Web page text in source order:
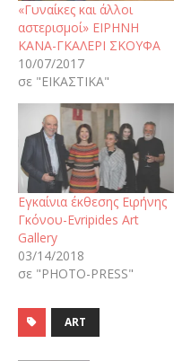
«Γυναίκες και άλλοι
αστερισμοί» ΕΙΡΗΝΗ
ΚΑΝΑ-ΓΚΑΛΕΡΙ ΣΚΟΥΦΑ
10/07/2017
σε "ΕΙΚΑΣΤΙΚΑ"
Εγκαίνια έκθεσης Ειρήνης
Γκόνου-Evripides Art
Gallery
03/14/2018
σε "PHOTO-PRESS"
ART